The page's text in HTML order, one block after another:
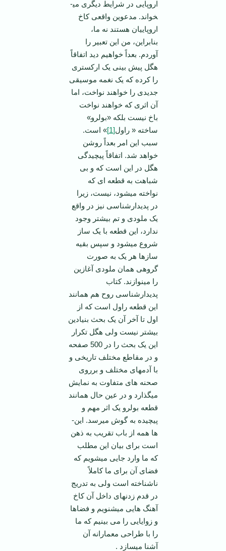
اروپایی در شرایط دیگری می­
خواند. مدعوین واقعی کاخ
اروپاییان هستند نه ما،
بنابراین، من این تعبیر را
آوردم. بعداً خواهیم دید اتفاقاً
هگل پیش بینی یک ارکستری
را کرده که یک نغمه موسیقی
جدیدی را خواهند نواخت، اما
آن اثری که خواهند نواخت
باخ نیست بلکه «بولرو»
ساخته « راول[1]
» است.
سبب این امر بعداً روشن
خواهد شد. اتفاقاً پیچیدگی
هگل در این است که و بی
شباهت به قطعه­ ای که
نواخته می­شود، نیست، زیرا
در پدیدارشناسی نیز در واقع
یک ملودی و تم بیشتر وجود
ندارد، این قطعه با یک ساز
شروع می­شود و سپس بقیه
سازها هر یک به صورت
گروهی همان ملودی آغازین
را می­نوازند. کتاب
پدیدارشناسی روح هم همانند
این قطعه راول است که از
اول تا آخر آن یک بحث بنیادین
بیشتر نیست ولی هگل تکرار
این یک بحث را در 500 صفحه
و در مقاطع مختلف تاریخی و
با آدمهای مختلف و برروی
صحنه های متفاوت به نمایش
می­گذارد و در عین حال همانند
قطعه بولرو یک اثر مهم و
پیچیده به گوش می­رسد. این­
ها همه از باب تقریب به ذهن
است برای بیان این مطلب
که ما وارد جایی می­شویم که
فضای آن برای ما کاملاً
ناشناخته است ولی به تدریج
در قدم زدنهای داخل آن کاخ
آهنگ هایی می­شنویم و فضاها
و زوایایی را می بینیم که ما
را با طراحی معمارانه آن
آشنا می­سازد .